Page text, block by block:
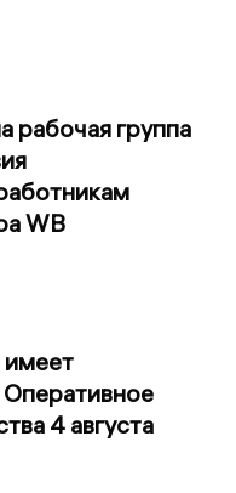
рабочая группа
WB
имеет
4 августа